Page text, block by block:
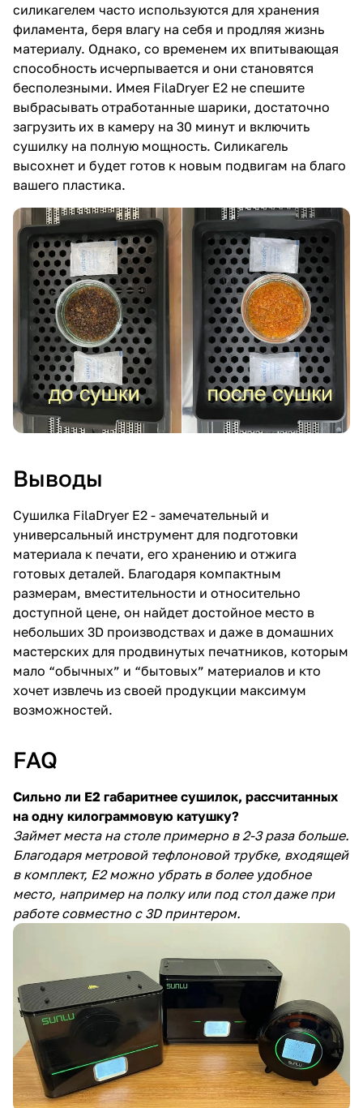
силикагелем часто используются для хранения
филамента, беря влагу на себя и продляя жизнь
материалу. Однако, со временем их впитывающая
способность исчерпывается и они становятся
бесполезными. Имея FilaDryer E2 не спешите
выбрасывать отработанные шарики, достаточно
загрузить их в камеру на 30 минут и включить
сушилку на полную мощность. Силикагель
высохнет и будет готов к новым подвигам на благо
вашего пластика.
Выводы
Сушилка FilaDryer E2 - замечательный и
универсальный инструмент для подготовки
материала к печати, его хранению и отжига
готовых деталей. Благодаря компактным
размерам, вместительности и относительно
доступной цене, он найдет достойное место в
небольших 3D производствах и даже в домашних
мастерских для продвинутых печатников, которым
мало “обычных” и “бытовых” материалов и кто
хочет извлечь из своей продукции максимум
возможностей.
FAQ
Сильно ли E2 габаритнее сушилок, рассчитанных
на одну килограммовую катушку?
Займет места на столе примерно в 2-3 раза больше.
Благодаря метровой тефлоновой трубке, входящей
в комплект, E2 можно убрать в более удобное
место, например на полку или под стол даже при
работе совместно с 3D принтером.